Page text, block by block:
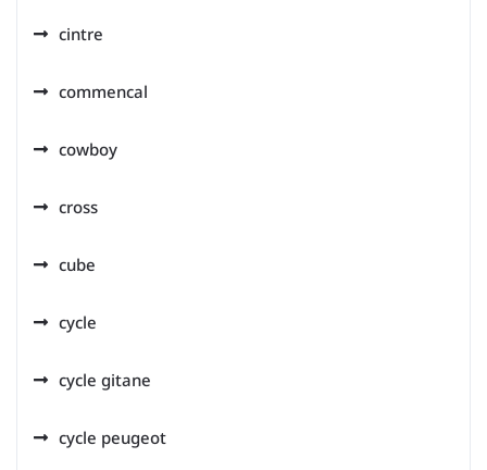
cintre
commencal
cowboy
cross
cube
cycle
cycle gitane
cycle peugeot